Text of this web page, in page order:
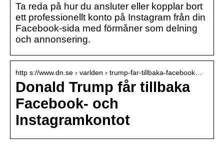
Ta reda på hur du ansluter eller kopplar bort
ett professionellt konto på Instagram från din
Facebook-sida med förmåner som delning
och annonsering.
http s://www.dn.se › varlden › trump-far-tillbaka-facebook…
Donald Trump får tillbaka
Facebook- och
Instagramkontot